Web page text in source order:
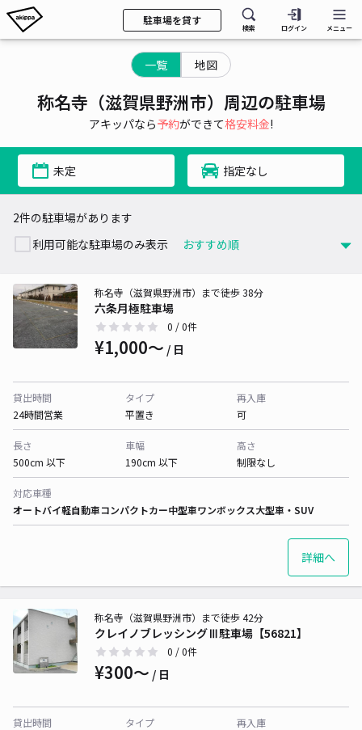
駐車場を貸す
検索 ログイン メニュー
一覧 地図
称名寺（滋賀県野洲市）周辺の駐車場
アキッパなら予約ができて格安料金!
未定 指定なし
2件の駐車場があります
利用可能な駐車場のみ表示
六条月極駐車場
称名寺（滋賀県野洲市）まで徒歩 38分
0 / 0件
¥1,000〜 / 日
貸出時間
24時間営業
タイプ
平置き
再入庫
可
長さ
500cm 以下
車幅
190cm 以下
高さ
制限なし
対応車種
オートバイ軽自動車コンパクトカー中型車ワンボックス大型車・SUV
詳細へ
クレイノブレッシングⅢ駐車場【56821】
称名寺（滋賀県野洲市）まで徒歩 42分
0 / 0件
¥300〜 / 日
貸出時間
タイプ
再入庫